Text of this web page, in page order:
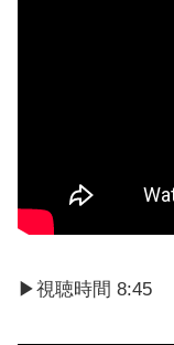
▶視聴時間 8:45